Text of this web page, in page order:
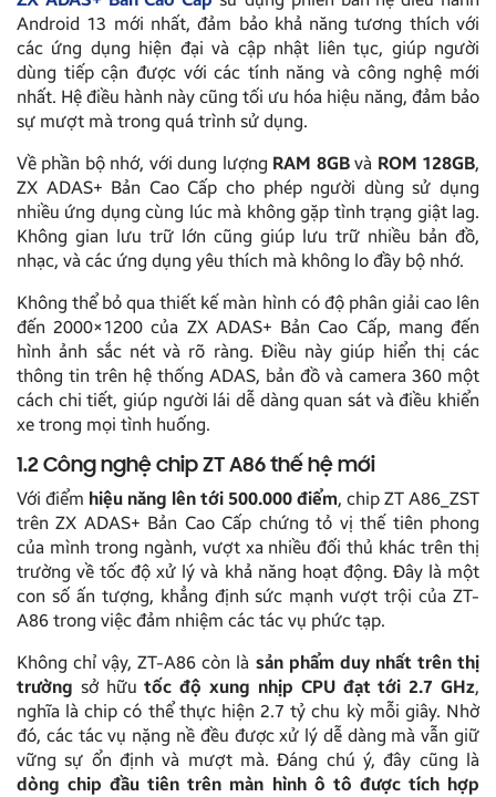
Android 13 mới nhất, đảm bảo khả năng tương thích với
các ứng dụng hiện đại và cập nhật liên tục, giúp người
dùng tiếp cận được với các tính năng và công nghệ mới
nhất. Hệ điều hành này cũng tối ưu hóa hiệu năng, đảm bảo
sự mượt mà trong quá trình sử dụng.
Về phần bộ nhớ, với dung lượng RAM 8GBvà ROM 128GB,
ZX ADAS+ Bản Cao Cấp cho phép người dùng sử dụng
nhiều ứng dụng cùng lúc mà không gặp tình trạng giật lag.
Không gian lưu trữ lớn cũng giúp lưu trữ nhiều bản đồ,
nhạc, và các ứng dụng yêu thích mà không lo đầy bộ nhớ.
Không thể bỏ qua thiết kế màn hình có độ phân giải cao lên
đến 2000×1200 của ZX ADAS+ Bản Cao Cấp, mang đến
hình ảnh sắc nét và rõ ràng. Điều này giúp hiển thị các
thông tin trên hệ thống ADAS, bản đồ và camera 360 một
cách chi tiết, giúp người lái dễ dàng quan sát và điều khiển
xe trong mọi tình huống.
1.2 Công nghệ chip ZT A86 thế hệ mới
Với điểm hiệu năng lên tới 500.000 điểm, chip ZT A86_ZST
trên ZX ADAS+ Bản Cao Cấp chứng tỏ vị thế tiên phong
của mình trong ngành, vượt xa nhiều đối thủ khác trên thị
trường về tốc độ xử lý và khả năng hoạt động. Đây là một
con số ấn tượng, khẳng định sức mạnh vượt trội của ZT-
A86 trong việc đảm nhiệm các tác vụ phức tạp.
Không chỉ vậy, ZT-A86 còn là sản phẩm duy nhất trên thị
trường sở hữutốc độ xung nhịp CPU đạt tới 2.7 GHz,
nghĩa là chip có thể thực hiện 2.7 tỷ chu kỳ mỗi giây. Nhờ
đó, các tác vụ nặng nề đều được xử lý dễ dàng mà vẫn giữ
vững sự ổn định và mượt mà. Đáng chú ý, đây cũng là
dòng chip đầu tiên trên màn hình ô tô được tích hợp